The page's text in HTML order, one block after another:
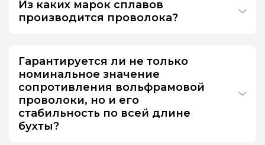
Из каких марок сплавов
производится проволока?
Гарантируется ли не только
номинальное значение
сопротивления вольфрамовой
проволоки, но и его
стабильность по всей длине
бухты?